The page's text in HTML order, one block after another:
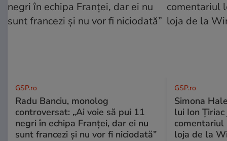
GSP.ro
Radu Banciu, monolog
controversat: „Ai voie să pui 11
negri în echipa Franței, dar ei nu
sunt francezi și nu vor fi niciodată”
GSP.ro
Simona
lui Ion
loja de la